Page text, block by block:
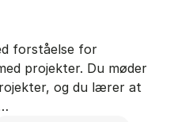
forståelse for
projekter. Du møder
og du lærer at